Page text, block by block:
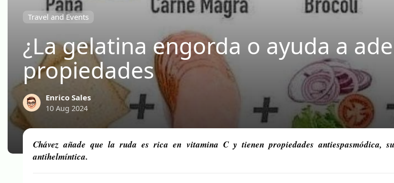
Travel and Events
¿La gelatina engorda o ayuda a
propiedades
Enrico Sales
10 Aug 2024
Chávez añade que la ruda es rica en vitamina C y tienen propiedades antiespasmódica,
antihelmíntica.